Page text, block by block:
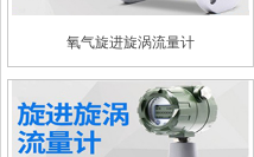
氧气旋进旋涡流量计